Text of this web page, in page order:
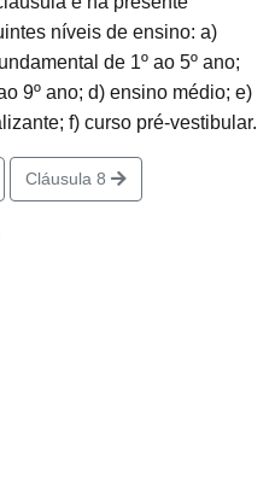
níveis de ensino: a)
de 1º ao 5º ano;
9º ano; d) ensino médio; e)
f) curso pré-vestibular.
Cláusula 8